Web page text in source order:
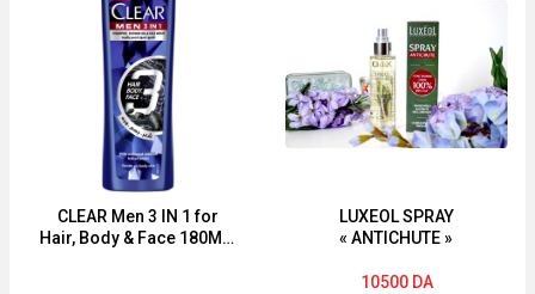
Énergisant
CLEAR Men 3 IN 1 for
Hair, Body & Face 180ML-
LUXEOL SPRAY
« ANTICHUTE »
10500 DA